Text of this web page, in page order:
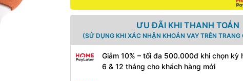
ƯU ĐÃI KHI THANH TOÁN
(SỬ DỤNG KHI XÁC NHẬN KHOẢN VAY TRÊN
Giảm 10% – tối đa 500.000đ khi chọn kỳ
6 & 12 tháng cho khách hàng mới